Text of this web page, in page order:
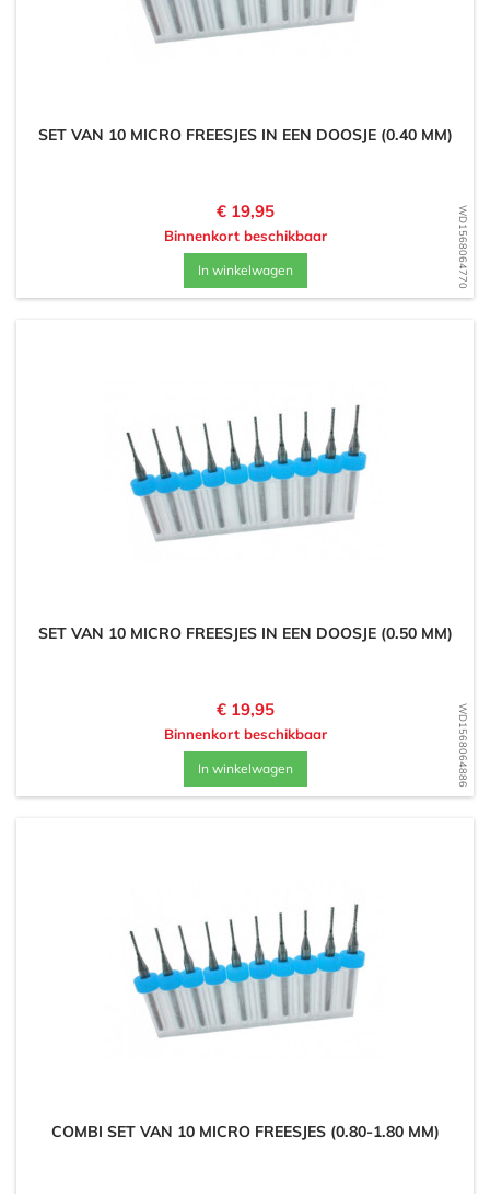
WD1568064770
SET VAN 10 MICRO FREESJES IN EEN DOOSJE (0.40 MM)
Prijs
€ 19,95
Binnenkort beschikbaar
In winkelwagen
WD1568064886
SET VAN 10 MICRO FREESJES IN EEN DOOSJE (0.50 MM)
Prijs
€ 19,95
Binnenkort beschikbaar
In winkelwagen
COMBI SET VAN 10 MICRO FREESJES (0.80-1.80 MM)